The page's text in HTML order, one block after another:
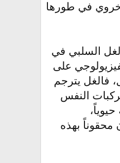
في طورها
السلبي في
على
فالغل يترجم
النفس
بهذه